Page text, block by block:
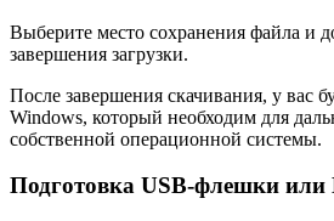
Выберите место сохранения файла и
завершения загрузки.
После завершения скачивания, у вас
Windows, который необходим для
собственной операционной системы.
Подготовка USB-флешки или